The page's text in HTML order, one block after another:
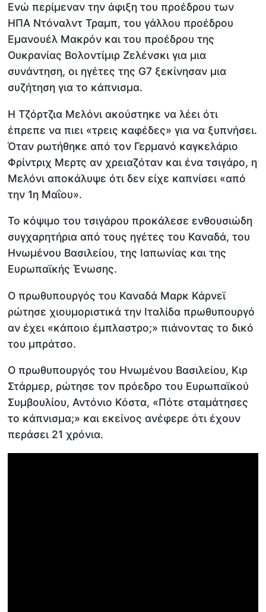
Ενώ περίμεναν την άφιξη του προέδρου των
ΗΠΑ Ντόναλντ Τραμπ, του γάλλου προέδρου
Εμανουέλ Μακρόν και του προέδρου της
Ουκρανίας Βολοντίμιρ Ζελένσκι για μια
συνάντηση, οι ηγέτες της G7 ξεκίνησαν μια
συζήτηση για το κάπνισμα.
Η Τζόρτζια Μελόνι ακούστηκε να λέει ότι
έπρεπε να πιει «τρεις καφέδες» για να ξυπνήσει.
Όταν ρωτήθηκε από τον Γερμανό καγκελάριο
Φρίντριχ Μερτς αν χρειαζόταν και ένα τσιγάρο, η
Μελόνι αποκάλυψε ότι δεν είχε καπνίσει «από
την 1η Μαΐου».
Το κόψιμο του τσιγάρου προκάλεσε ενθουσιώδη
συγχαρητήρια από τους ηγέτες του Καναδά, του
Ηνωμένου Βασιλείου, της Ιαπωνίας και της
Ευρωπαϊκής Ένωσης.
Ο πρωθυπουργός του Καναδά Μαρκ Κάρνεϊ
ρώτησε χιουμοριστικά την Ιταλίδα πρωθυπουργό
αν έχει «κάποιο έμπλαστρο;» πιάνοντας το δικό
του μπράτσο.
Ο πρωθυπουργός του Ηνωμένου Βασιλείου, Κιρ
Στάρμερ, ρώτησε τον πρόεδρο του Ευρωπαϊκού
Συμβουλίου, Αντόνιο Κόστα, «Πότε σταμάτησες
το κάπνισμα;» και εκείνος ανέφερε ότι έχουν
περάσει 21 χρόνια.